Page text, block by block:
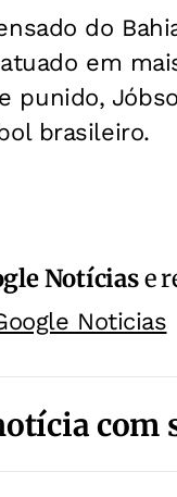
do
em
punido,
brasileiro.
Notíciase
Noticias
com